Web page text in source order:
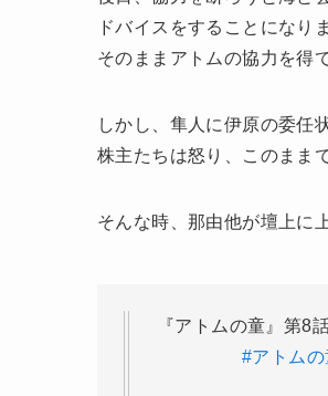
ドバイスをすることになり
そのままアトムの協力を得
しかし、隼人に伊原の委任
株主たちは怒り、このまま
そんな時、那由他が壇上に
#アトムの